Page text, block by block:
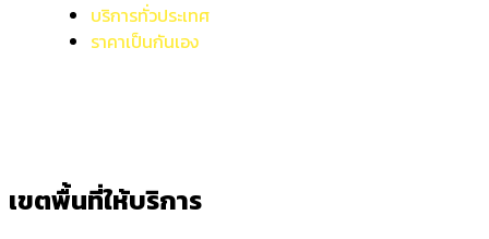
บริการทั่วประเทศ
ราคาเป็นกันเอง
เขตพื้นที่ให้บริการ